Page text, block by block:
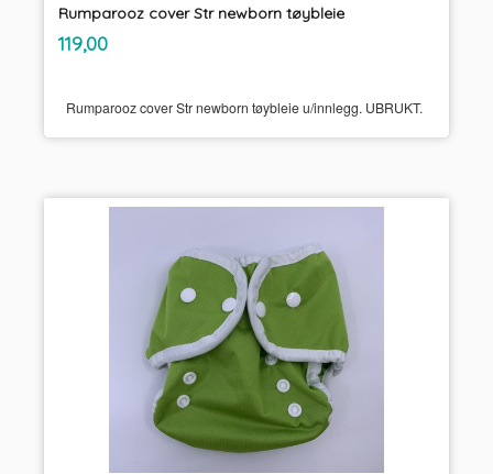
Rumparooz cover Str newborn tøybleie
Pris
119,00mva.
Rumparooz cover Str newborn tøybleie u/innlegg. UBRUKT.